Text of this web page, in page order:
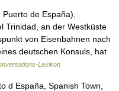
de España),
Trinidad, an der Westküste
von Eisenbahnen nach
deutschen Konsuls, hat
Lexikon
d España, Spanish Town,